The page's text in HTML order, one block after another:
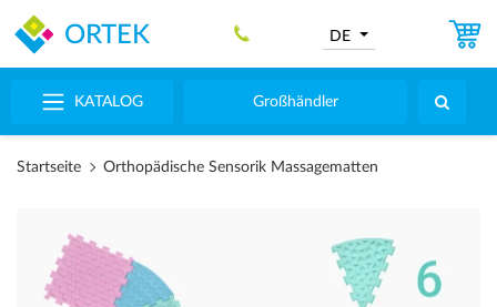
ORTEK
KATALOG Großhändler
DE
Startseite Orthopädische Sensorik Massagematten